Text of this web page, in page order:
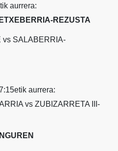
aurrera:
REZUSTA
vs SALABERRIA-
aurrera:
vs ZUBIZARRETA III-